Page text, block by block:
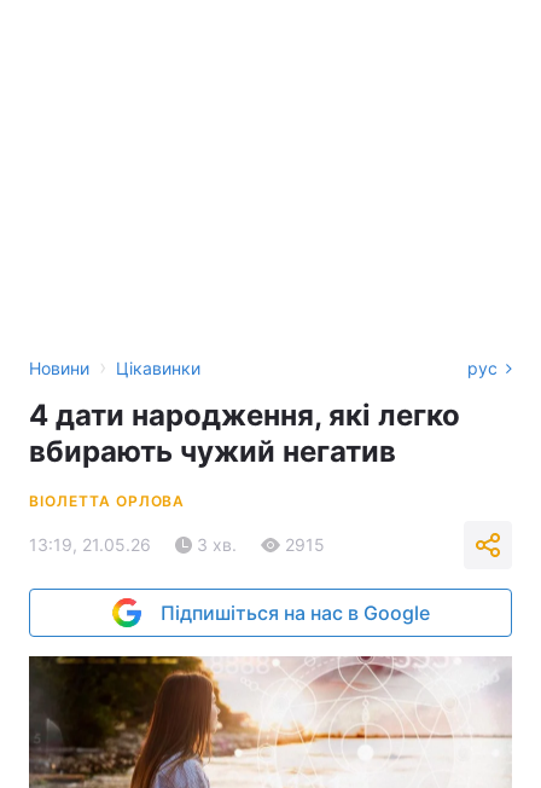
Новини › Цікавинки рус
4 дати народження, які легко
вбирають чужий негатив
ВІОЛЕТТА ОРЛОВА
13:19, 21.05.26 3 хв. 2915
Підпишіться на нас в Google